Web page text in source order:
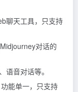
聊天工具，只支持
对话的
语音对话等。
能单一，只支持